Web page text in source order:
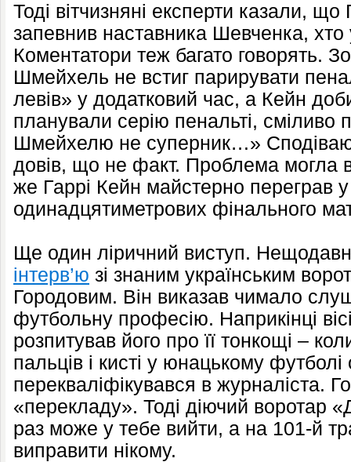
Тоді вітчизняні експерти казали, що
запевнив наставника Шевченка,
Коментатори теж багато говорять.
Шмейхель не встиг парирувати
левів» у додатковий час, а Кейн
планували серію пенальті,
Шмейхелю не суперник…»
довів, що не факт. Проблема могла
же Гаррі Кейн майстерно переграв у
одинадцятиметрових фінального
Ще один ліричний виступ.
інтерв’ю зі знаним українським
Городовим. Він виказав чимало
футбольну професію. Наприкінці
розпитував його про її тонкощі –
пальців і кисті у юнацькому футболі
перекваліфікувався в журналіста.
«перекладу». Тоді діючий воротар
раз може у тебе вийти, а на 101-й
виправити нікому.